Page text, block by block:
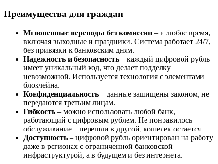
Преимущества для граждан
Мгновенные переводы без комиссии – в любое время,
включая выходные и праздники. Система работает 24/7,
без привязки к банковским дням.
Надежность и безопасность – каждый цифровой рубль
имеет уникальный код, что делает подделку
невозможной. Используется технология с элементами
блокчейна.
Конфиденциальность – данные защищены законом, не
передаются третьим лицам.
Гибкость – можно использовать любой банк,
работающий с цифровым рублем. Не понравилось
обслуживание – перешли в другой, кошелек остается.
Доступность – цифровой рубль ориентирован на работу
даже в регионах с ограниченной банковской
инфраструктурой, а в будущем и без интернета.